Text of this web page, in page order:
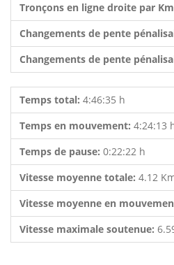
Tronçons en ligne droite par
Changements de pente
Changements de pente
Temps total: 4:46:35 h
Temps en mouvement: 4:24:13
Temps de pause: 0:22:22 h
Vitesse moyenne totale: 4.12
Vitesse moyenne en
Vitesse maximale soutenue: